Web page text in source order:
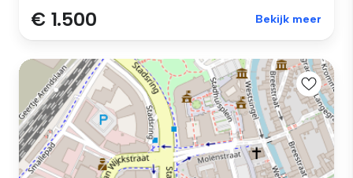
€ 1.500 Bekijk meer